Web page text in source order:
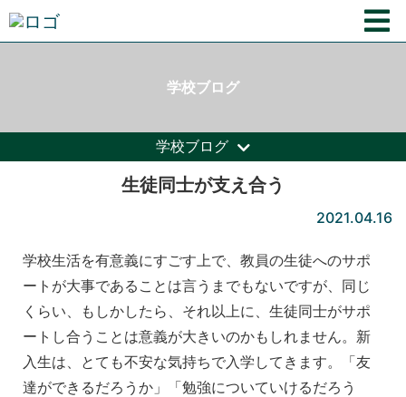
学校ブログ
学校ブログ
生徒同士が支え合う
2021.04.16
学校生活を有意義にすごす上で、教員の生徒へのサポ
ートが大事であることは言うまでもないですが、同じ
くらい、もしかしたら、それ以上に、生徒同士がサポ
ートし合うことは意義が大きいのかもしれません。新
入生は、とても不安な気持ちで入学してきます。「友
達ができるだろうか」「勉強についていけるだろう